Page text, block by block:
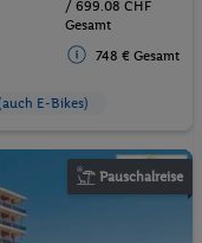
/ 699.08 CHF
Gesamt
748 € Gesamt
E-Bikes)
Pauschalreise